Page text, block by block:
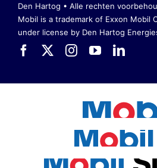
Den Hartog • Alle rechten
Mobil is a trademark of Exxon Mobil
under license by Den Hartog